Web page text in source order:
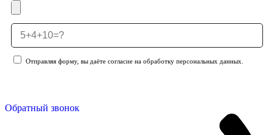
Отправляя форму, вы даёте согласие на обработку персональных данных.
Обратный звонок